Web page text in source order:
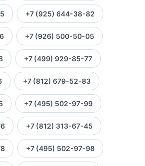
+7 (925) 644-38-82
+7 (926) 500-50-05
+7 (499) 929-85-77
+7 (812) 679-52-83
+7 (495) 502-97-99
+7 (812) 313-67-45
+7 (495) 502-97-98